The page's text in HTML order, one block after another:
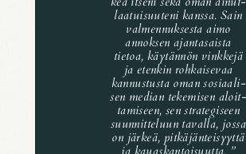
laa­tui­suu­teni kanssa. Sain
valmen­nuk­sesta aimo
annok­sen ajan­ta­saista
tietoa, käytän­nön vink­kejä
ja eten­kin rohkai­se­vaa
kannus­tusta oman sosi­aa­li­
sen median teke­mi­sen aloit­
ta­mi­seen, sen stra­te­gi­seen
suun­nit­te­luun tavalla, jossa
on järkeä, pitkä­jän­tei­syyttä
ja kauas­kan­toi­suutta.”